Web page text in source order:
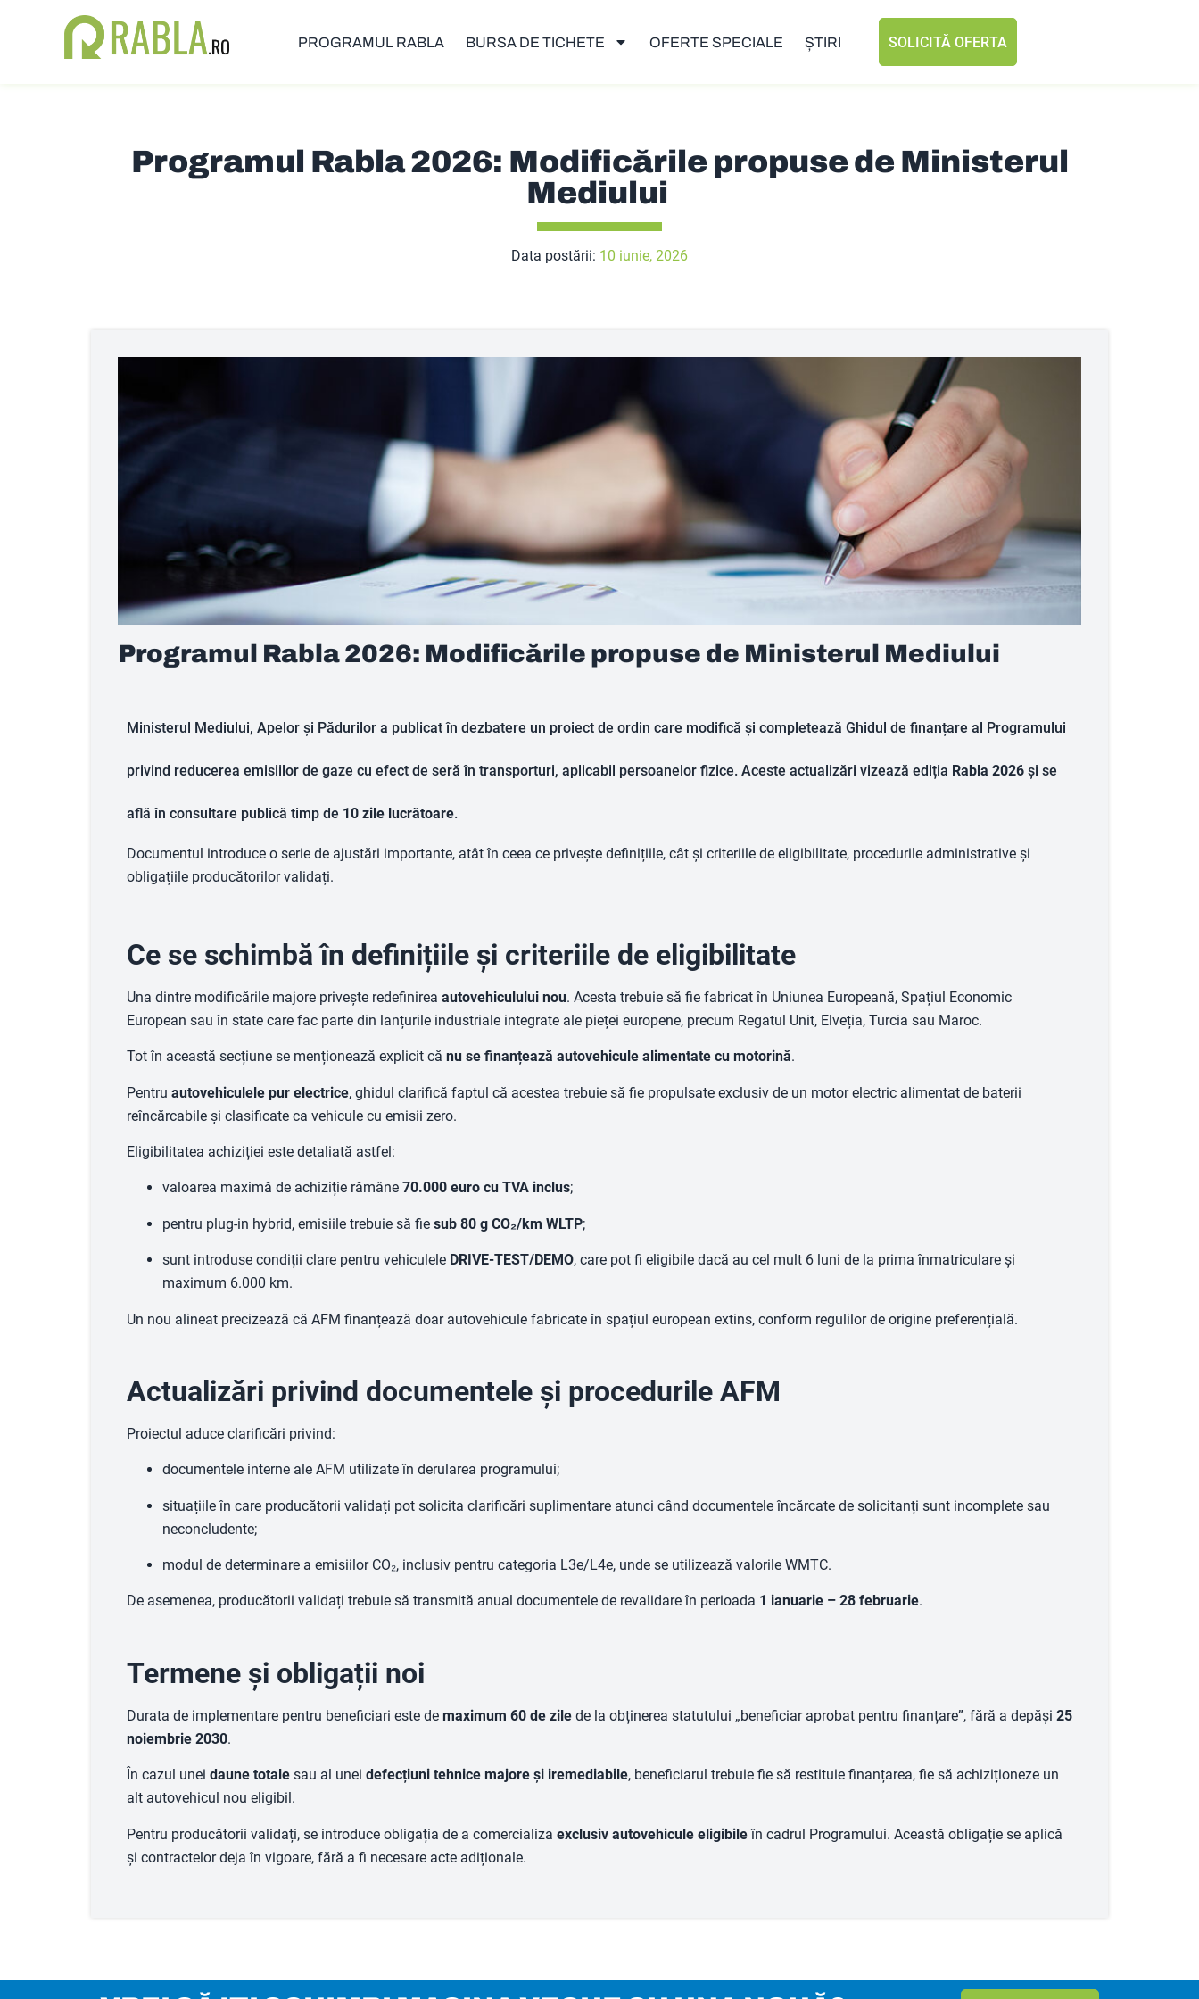
PROGRAMUL RABLA BURSA DE TICHETE OFERTE SPECIALE ȘTIRI SOLICITĂ OFERTA
Programul Rabla 2026: Modificările propuse de Ministerul
Mediului
Data postării: 10 iunie, 2026
Programul Rabla 2026: Modificările propuse de Ministerul Mediului
Ministerul Mediului, Apelor și Pădurilor a publicat în dezbatere un proiect de ordin care modifică și completează Ghidul de finanțare al Programului
privind reducerea emisiilor de gaze cu efect de seră în transporturi, aplicabil persoanelor fizice. Aceste actualizări vizează ediția Rabla 2026 și se
află în consultare publică timp de 10 zile lucrătoare.
Documentul introduce o serie de ajustări importante, atât în ceea ce privește definițiile, cât și criteriile de eligibilitate, procedurile administrative și
obligațiile producătorilor validați.
Ce se schimbă în definițiile și criteriile de eligibilitate
Una dintre modificările majore privește redefinirea autovehiculului nou. Acesta trebuie să fie fabricat în Uniunea Europeană, Spațiul Economic
European sau în state care fac parte din lanțurile industriale integrate ale pieței europene, precum Regatul Unit, Elveția, Turcia sau Maroc.
Tot în această secțiune se menționează explicit că nu se finanțează autovehicule alimentate cu motorină.
Pentru autovehiculele pur electrice, ghidul clarifică faptul că acestea trebuie să fie propulsate exclusiv de un motor electric alimentat de baterii
reîncărcabile și clasificate ca vehicule cu emisii zero.
Eligibilitatea achiziției este detaliată astfel:
valoarea maximă de achiziție rămâne 70.000 euro cu TVA inclus;
pentru plug-in hybrid, emisiile trebuie să fie sub 80 g CO₂/km WLTP;
sunt introduse condiții clare pentru vehiculele DRIVE-TEST/DEMO, care pot fi eligibile dacă au cel mult 6 luni de la prima înmatriculare și
maximum 6.000 km.
Un nou alineat precizează că AFM finanțează doar autovehicule fabricate în spațiul european extins, conform regulilor de origine preferențială.
Actualizări privind documentele și procedurile AFM
Proiectul aduce clarificări privind:
documentele interne ale AFM utilizate în derularea programului;
situațiile în care producătorii validați pot solicita clarificări suplimentare atunci când documentele încărcate de solicitanți sunt incomplete sau
neconcludente;
modul de determinare a emisiilor CO₂, inclusiv pentru categoria L3e/L4e, unde se utilizează valorile WMTC.
De asemenea, producătorii validați trebuie să transmită anual documentele de revalidare în perioada 1 ianuarie – 28 februarie.
Termene și obligații noi
Durata de implementare pentru beneficiari este de maximum 60 de zile de la obținerea statutului „beneficiar aprobat pentru finanțare”, fără a depăși 25
noiembrie 2030.
În cazul unei daune totale sau al unei defecțiuni tehnice majore și iremediabile, beneficiarul trebuie fie să restituie finanțarea, fie să achiziționeze un
alt autovehicul nou eligibil.
Pentru producătorii validați, se introduce obligația de a comercializa exclusiv autovehicule eligibile în cadrul Programului. Această obligație se aplică
și contractelor deja în vigoare, fără a fi necesare acte adiționale.